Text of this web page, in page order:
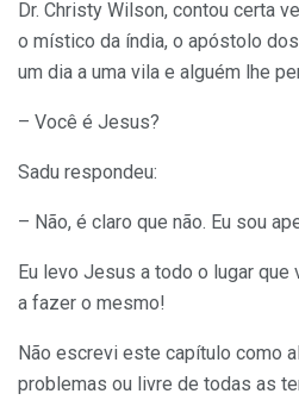
Dr. Christy Wilson, contou certa
o místico da índia, o apóstolo
um dia a uma vila e alguém lhe
– Você é Jesus?
Sadu respondeu:
– Não, é claro que não. Eu sou
Eu levo Jesus a todo o lugar que
a fazer o mesmo!
Não escrevi este capítulo como
problemas ou livre de todas as